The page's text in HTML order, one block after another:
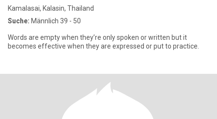
Kamalasai, Kalasin, Thailand
Suche: Männlich 39 - 50
Words are empty when they’re only spoken or written but it
becomes effective when they are expressed or put to practice.